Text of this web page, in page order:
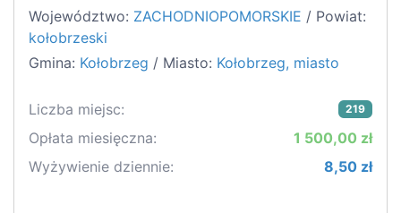
Województwo: ZACHODNIOPOMORSKIE / Powiat:
kołobrzeski
Gmina: Kołobrzeg / Miasto: Kołobrzeg, miasto
Liczba miejsc: 219
Opłata miesięczna:
1 500,00 zł
Wyżywienie dziennie:
8,50 zł